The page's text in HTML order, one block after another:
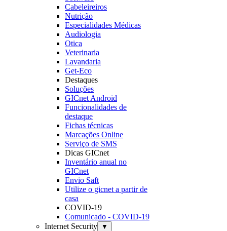
Cabeleireiros
Nutrição
Especialidades Médicas
Audiologia
Otica
Veterinaria
Lavandaria
Get-Eco
Destaques
Soluções
GICnet Android
Funcionalidades de
destaque
Fichas técnicas
Marcações Online
Serviço de SMS
Dicas GICnet
Inventário anual no
GICnet
Envio Saft
Utilize o gicnet a partir de
casa
COVID-19
Comunicado - COVID-19
Internet Security
▼